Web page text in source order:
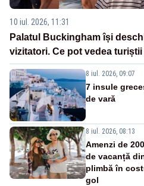
10 iul. 2026, 11:31
Palatul Buckingham își
vizitatori. Ce pot vedea
8 iul. 2026, 09:07
7 insule
de vară
8 iul. 2026, 08:13
Amenzi de
de vacanță
plimbă în
gol